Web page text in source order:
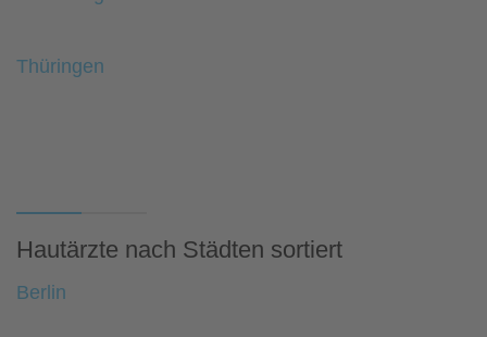
Thüringen
Hautärzte nach Städten sortiert
Berlin